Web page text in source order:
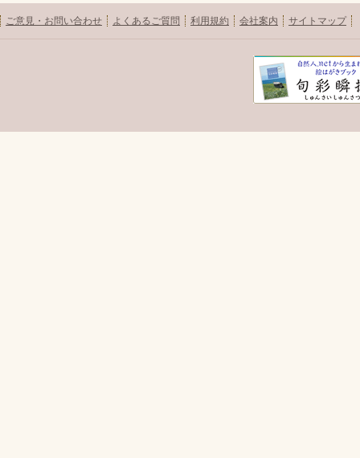
ご意見・お問い合わせ よくあるご質問 利用規約 会社案内 サイトマップ